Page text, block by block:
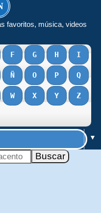
favoritos, música, videos
F G H I
Ñ O P Q
W X Y Z
▼